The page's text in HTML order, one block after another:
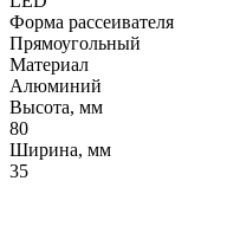
Форма рассеивателя
Прямоугольный
Материал
Алюминий
Высота, мм
80
Ширина, мм
35